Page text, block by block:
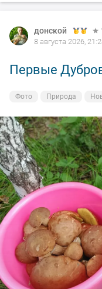
донской
8 августа 2026,
Первые
Фото Природа